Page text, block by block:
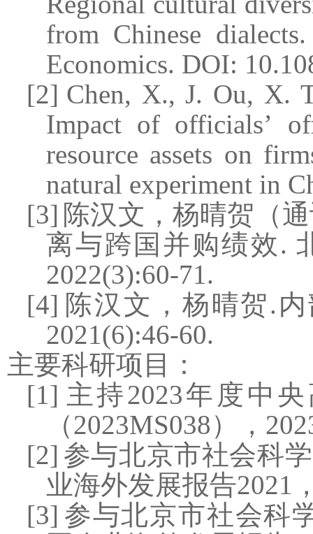
from Chinese
Economics. DOI:
[2] Chen, X., J. Ou, X.
Impact of officialsʼ
resource assets on
natural experiment in
[3] 陈汉文，杨晴贺（
离与跨国并购绩效.
2022(3):60-71.
[4] 陈汉文，杨晴贺.
2021(6):46-60.
主要科研项目：
[1] 主持2023年度中
（2023MS038），
[2] 参与北京市社会科
业海外发展报告2021
[3] 参与北京市社会科